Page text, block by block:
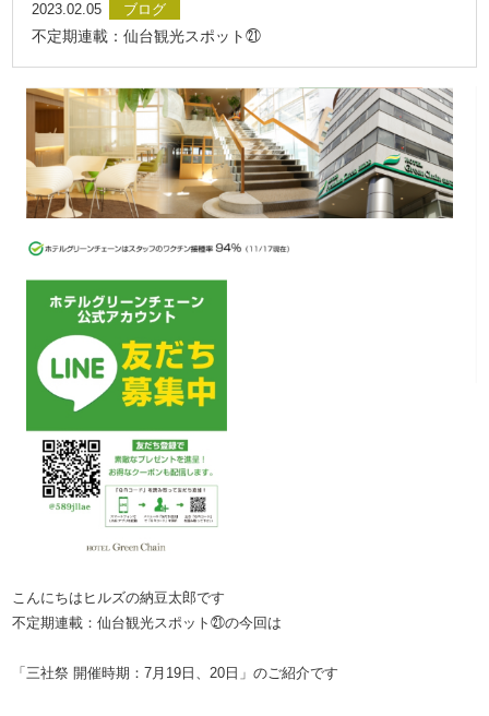
2023.02.05 ブログ
不定期連載：仙台観光スポット㉑
こんにちはヒルズの納豆太郎です
不定期連載：仙台観光スポット㉑の今回は
「三社祭 開催時期：7月19日、20日」のご紹介です